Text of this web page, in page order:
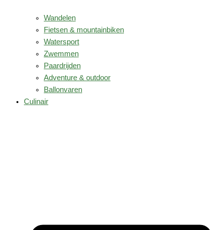
Wandelen
Fietsen & mountainbiken
Watersport
Zwemmen
Paardrijden
Adventure & outdoor
Ballonvaren
Culinair